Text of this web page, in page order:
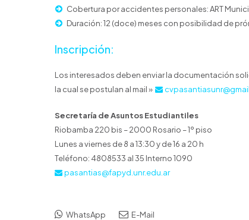
Cobertura por accidentes personales: ART
Duración: 12 (doce) meses con posibilidad de
Inscripción:
Los interesados deben enviar la documentación
la cual se postulan al mail »
Secretaría de Asuntos Estudiantiles
Riobamba 220 bis – 2000 Rosario – 1º piso
Lunes a viernes de 8 a 13:30 y de 16 a 20 h
Teléfono: 4808533 al 35 Interno 1090
pasantias@fapyd.unr.edu.ar
WhatsApp E-Mail